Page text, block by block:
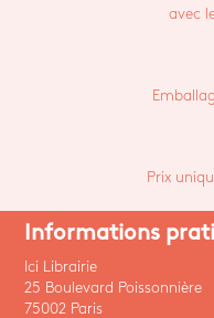
avec
Prix
Informations
Ici Librairie
25 Boulevard Poissonnière
75002 Paris